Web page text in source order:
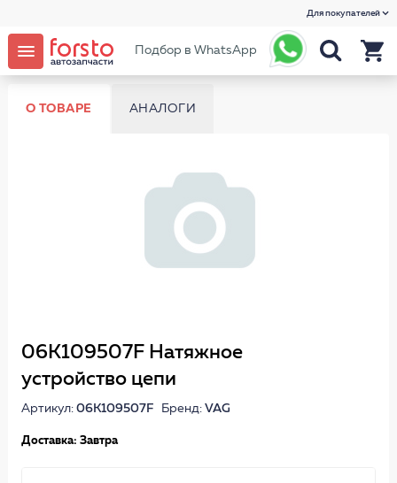
Для покупателей
Подбор в WhatsApp
О ТОВАРЕ АНАЛОГИ
06K109507F Натяжное
устройство цепи
Артикул: 06K109507FБренд: VAG
Доставка: Завтра